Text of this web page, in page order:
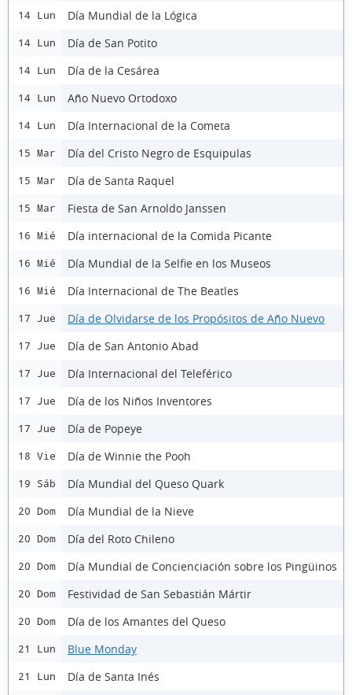
14 Lun Día Mundial de la Lógica
14 Lun Día de San Potito
14 Lun Día de la Cesárea
14 Lun Año Nuevo Ortodoxo
14 Lun Día Internacional de la Cometa
15 Mar Día del Cristo Negro de Esquipulas
15 Mar Día de Santa Raquel
15 Mar Fiesta de San Arnoldo Janssen
16 Mié Día internacional de la Comida Picante
16 Mié Día Mundial de la Selfie en los Museos
16 Mié Día Internacional de The Beatles
17 Jue Día de Olvidarse de los Propósitos de Año Nuevo
17 Jue Día de San Antonio Abad
17 Jue Día Internacional del Teleférico
17 Jue Día de los Niños Inventores
17 Jue Día de Popeye
18 Vie Día de Winnie the Pooh
19 Sáb Día Mundial del Queso Quark
20 Dom Día Mundial de la Nieve
20 Dom Día del Roto Chileno
20 Dom Día Mundial de Concienciación sobre los Pingüinos
20 Dom Festividad de San Sebastián Mártir
20 Dom Día de los Amantes del Queso
21 Lun Blue Monday
21 Lun Día de Santa Inés